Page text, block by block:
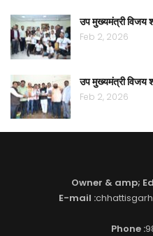
उप मुख्यमंत्री विजय
Feb 2, 2026
उप मुख्यमंत्री विजय
Feb 2, 2026
Owner & amp;
E-mail :
Phone :